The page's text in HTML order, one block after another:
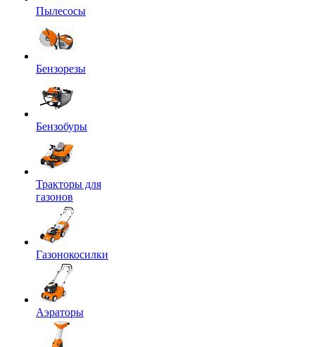
Пылесосы
Бензорезы
Бензобуры
Тракторы для
газонов
Газонокосилки
Аэраторы